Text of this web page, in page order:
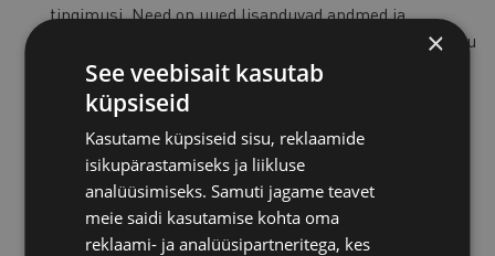
tingimusi. Need on uued lisanduvad andmed ja
kohustused. Edaspidi kuuluvad kompleksloa koosseisu
ka keskkonnatoime piirväärtused, keskkonnatoime
piirväärtustele vastavuse hindamise tingimused või
viide sellistele tingimustele,
keskkonnajuhtimissüsteemile esitatavad nõuded ja
nõue esitada loa andjale korrapäraselt ja vähemalt
kord aastas teave keskkonnapoliitika eesmärkide
saavutamisel tehtud edusammude kohta (eelnõu § 1 p
×
See veebisait kasutab
küpsiseid
Kasutame küpsiseid sisu, reklaamide
isikupärastamiseks ja liikluse
analüüsimiseks. Samuti jagame teavet
meie saidi kasutamise kohta oma
reklaami- ja analüüsipartneritega, kes